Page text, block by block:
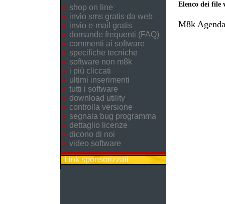
shop on line
invio sms gratis da web
invio e-mail gratis
domande frequenti (FAQ)
commenti ai software
specifiche tecniche
software non m8k
i più cliccati
ultimi inserimenti
tutti i software
download utility
controlla versione
segnala bug programma
dettaglio licenze
dicono di noi
video software
Link sponsorizzati
Elenco dei file
M8k